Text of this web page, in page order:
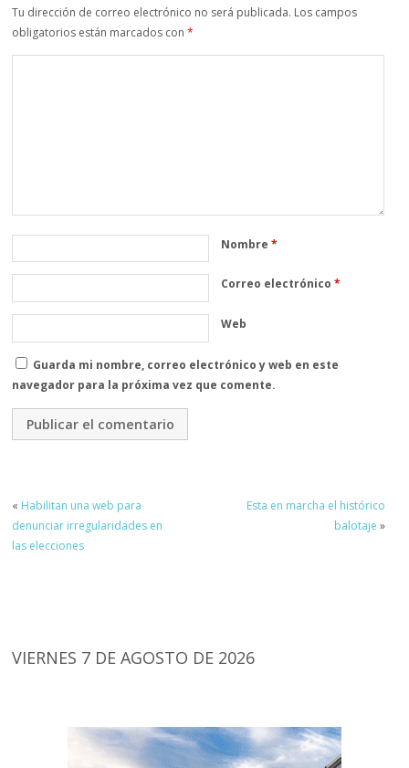
Tu dirección de correo electrónico no será publicada. Los campos
obligatorios están marcados con*
Nombre*
Correo electrónico*
Web
Guarda mi nombre, correo electrónico y web en este
navegador para la próxima vez que comente.
« Habilitan una web para
denunciar irregularidades en
las elecciones
Esta en marcha el histórico
balotaje »
VIERNES 7 DE AGOSTO DE 2026